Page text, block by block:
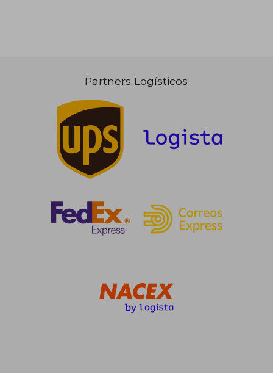
Partners Logísticos